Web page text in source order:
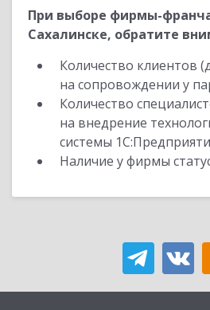
При выборе фирмы-
Сахалинске, обратите
Количество клиентов
на сопровождении у
Количество
на внедрение
системы
Наличие у фирмы